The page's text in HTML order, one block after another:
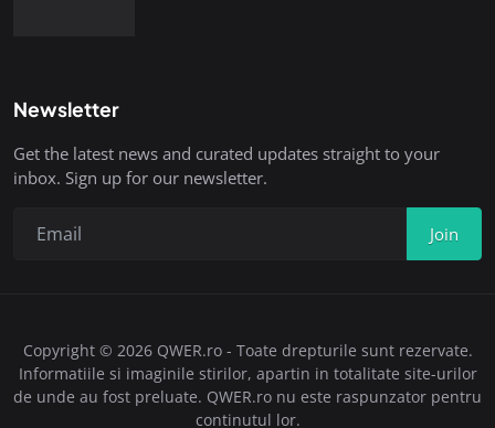
Newsletter
Get the latest news and curated updates straight to your
inbox. Sign up for our newsletter.
Join
Copyright © 2026 QWER.ro - Toate drepturile sunt rezervate.
Informatiile si imaginile stirilor, apartin in totalitate site-urilor
de unde au fost preluate. QWER.ro nu este raspunzator pentru
continutul lor.